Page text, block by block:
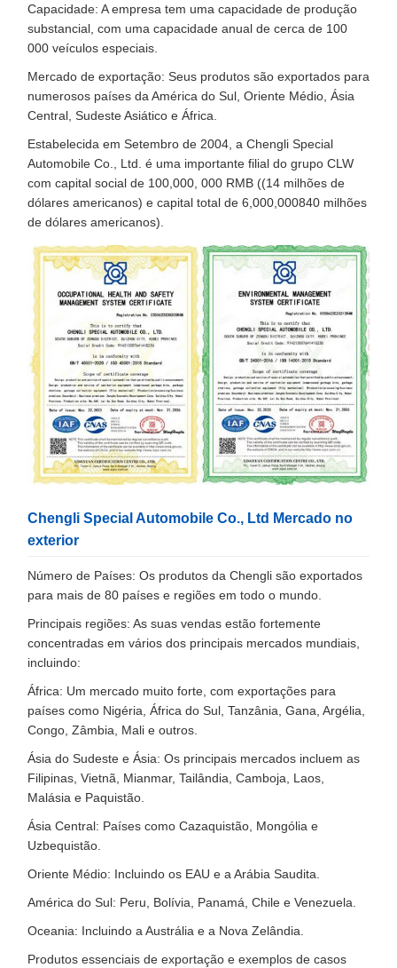
Capacidade: A empresa tem uma capacidade de produção
substancial, com uma capacidade anual de cerca de 100
000 veículos especiais.
Mercado de exportação: Seus produtos são exportados para
numerosos países da América do Sul, Oriente Médio, Ásia
Central, Sudeste Asiático e África.
Estabelecida em Setembro de 2004, a Chengli Special
Automobile Co., Ltd. é uma importante filial do grupo CLW
com capital social de 100,000, 000 RMB ((14 milhões de
dólares americanos) e capital total de 6,000,000840 milhões
de dólares americanos).
Chengli Special Automobile Co., Ltd Mercado no
exterior
Número de Países: Os produtos da Chengli são exportados
para mais de 80 países e regiões em todo o mundo.
Principais regiões: As suas vendas estão fortemente
concentradas em vários dos principais mercados mundiais,
incluindo:
África: Um mercado muito forte, com exportações para
países como Nigéria, África do Sul, Tanzânia, Gana, Argélia,
Congo, Zâmbia, Mali e outros.
Ásia do Sudeste e Ásia: Os principais mercados incluem as
Filipinas, Vietnã, Mianmar, Tailândia, Camboja, Laos,
Malásia e Paquistão.
Ásia Central: Países como Cazaquistão, Mongólia e
Uzbequistão.
Oriente Médio: Incluindo os EAU e a Arábia Saudita.
América do Sul: Peru, Bolívia, Panamá, Chile e Venezuela.
Oceania: Incluindo a Austrália e a Nova Zelândia.
Produtos essenciais de exportação e exemplos de casos